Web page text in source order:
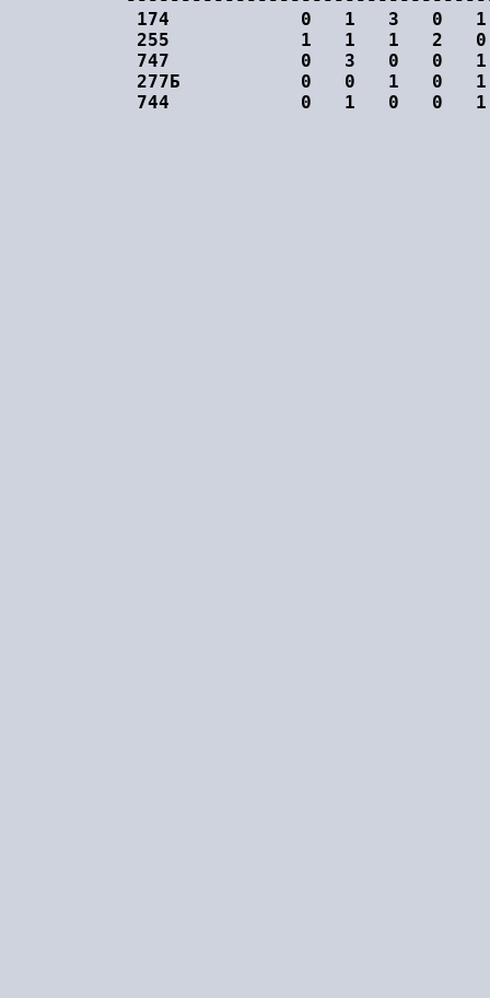
174            0   1   3
255            1   1   1
747            0   3   0
277Б           0   0   1